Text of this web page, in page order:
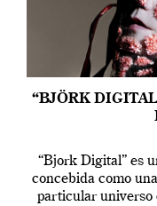
“BJÖRK
“Bjork Digital” es
concebida como
particular universo